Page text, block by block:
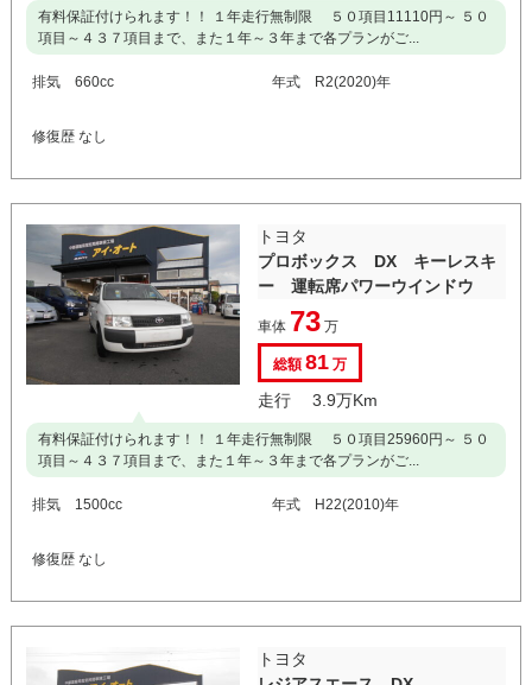
有料保証付けられます！！ １年走行無制限 ５０項目11110円～ ５０
項目～４３７項目まで、また１年～３年まで各プランがご...
排気 660cc 年式 R2(2020)年
修復歴 なし
トヨタ
プロボックス DX キーレスキ
ー 運転席パワーウインドウ
車体 73万
総額81万
走行 3.9万Km
有料保証付けられます！！ １年走行無制限 ５０項目25960円～ ５０
項目～４３７項目まで、また１年～３年まで各プランがご...
排気 1500cc 年式 H22(2010)年
修復歴 なし
トヨタ